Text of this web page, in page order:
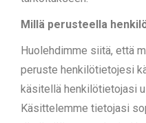
Millä perusteella
Huolehdimme siitä, että
peruste henkilötietojesi
käsitellä henkilötietojasi
Käsittelemme tietojasi